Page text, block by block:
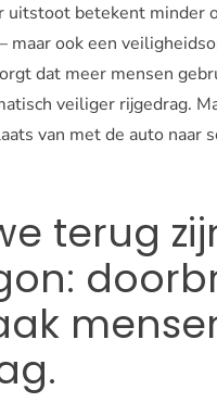
uitstoot betekent minder
maar ook een
dat meer mensen
veiliger rijgedrag.
van met de auto naar
terug